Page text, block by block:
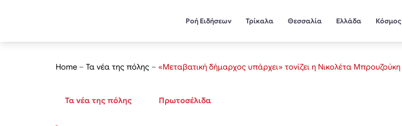
Ροή Ειδήσεων Τρίκαλα Θεσσαλία Ελλάδα Κόσμος
Home – Τα νέα της πόλης – «Μεταβατική δήμαρχος υπάρχει» τονίζει η Νικολέτα Μπρουζούκη
Τα νέα της πόλης Πρωτοσέλιδα